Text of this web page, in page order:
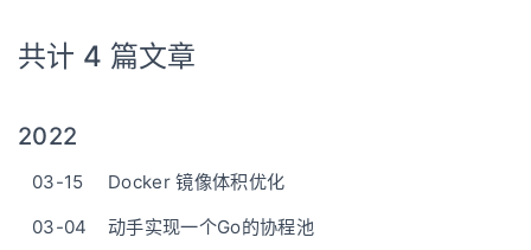
共计 4 篇文章
2022
03-15
Docker 镜像体积优化
03-04
动手实现一个Go的协程池